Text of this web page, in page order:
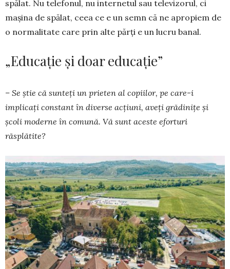
spălat. Nu telefonul, nu internetul sau televizorul, ci
mașina de spălat, ceea ce e un semn că ne apropiem de
o normalitate care prin alte părți e un lucru banal.
„Educație și doar educație”
– Se știe că sunteți un prieten al copiilor, pe care-i
implicați constant în diverse acțiuni, aveți grădinițe și
școli moderne în comună. Vă sunt aceste eforturi
răsplătite?